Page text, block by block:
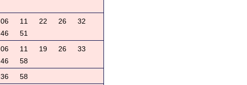
06 11 22 26
32
46 51
06 11 19 26
33
46
58
36
58